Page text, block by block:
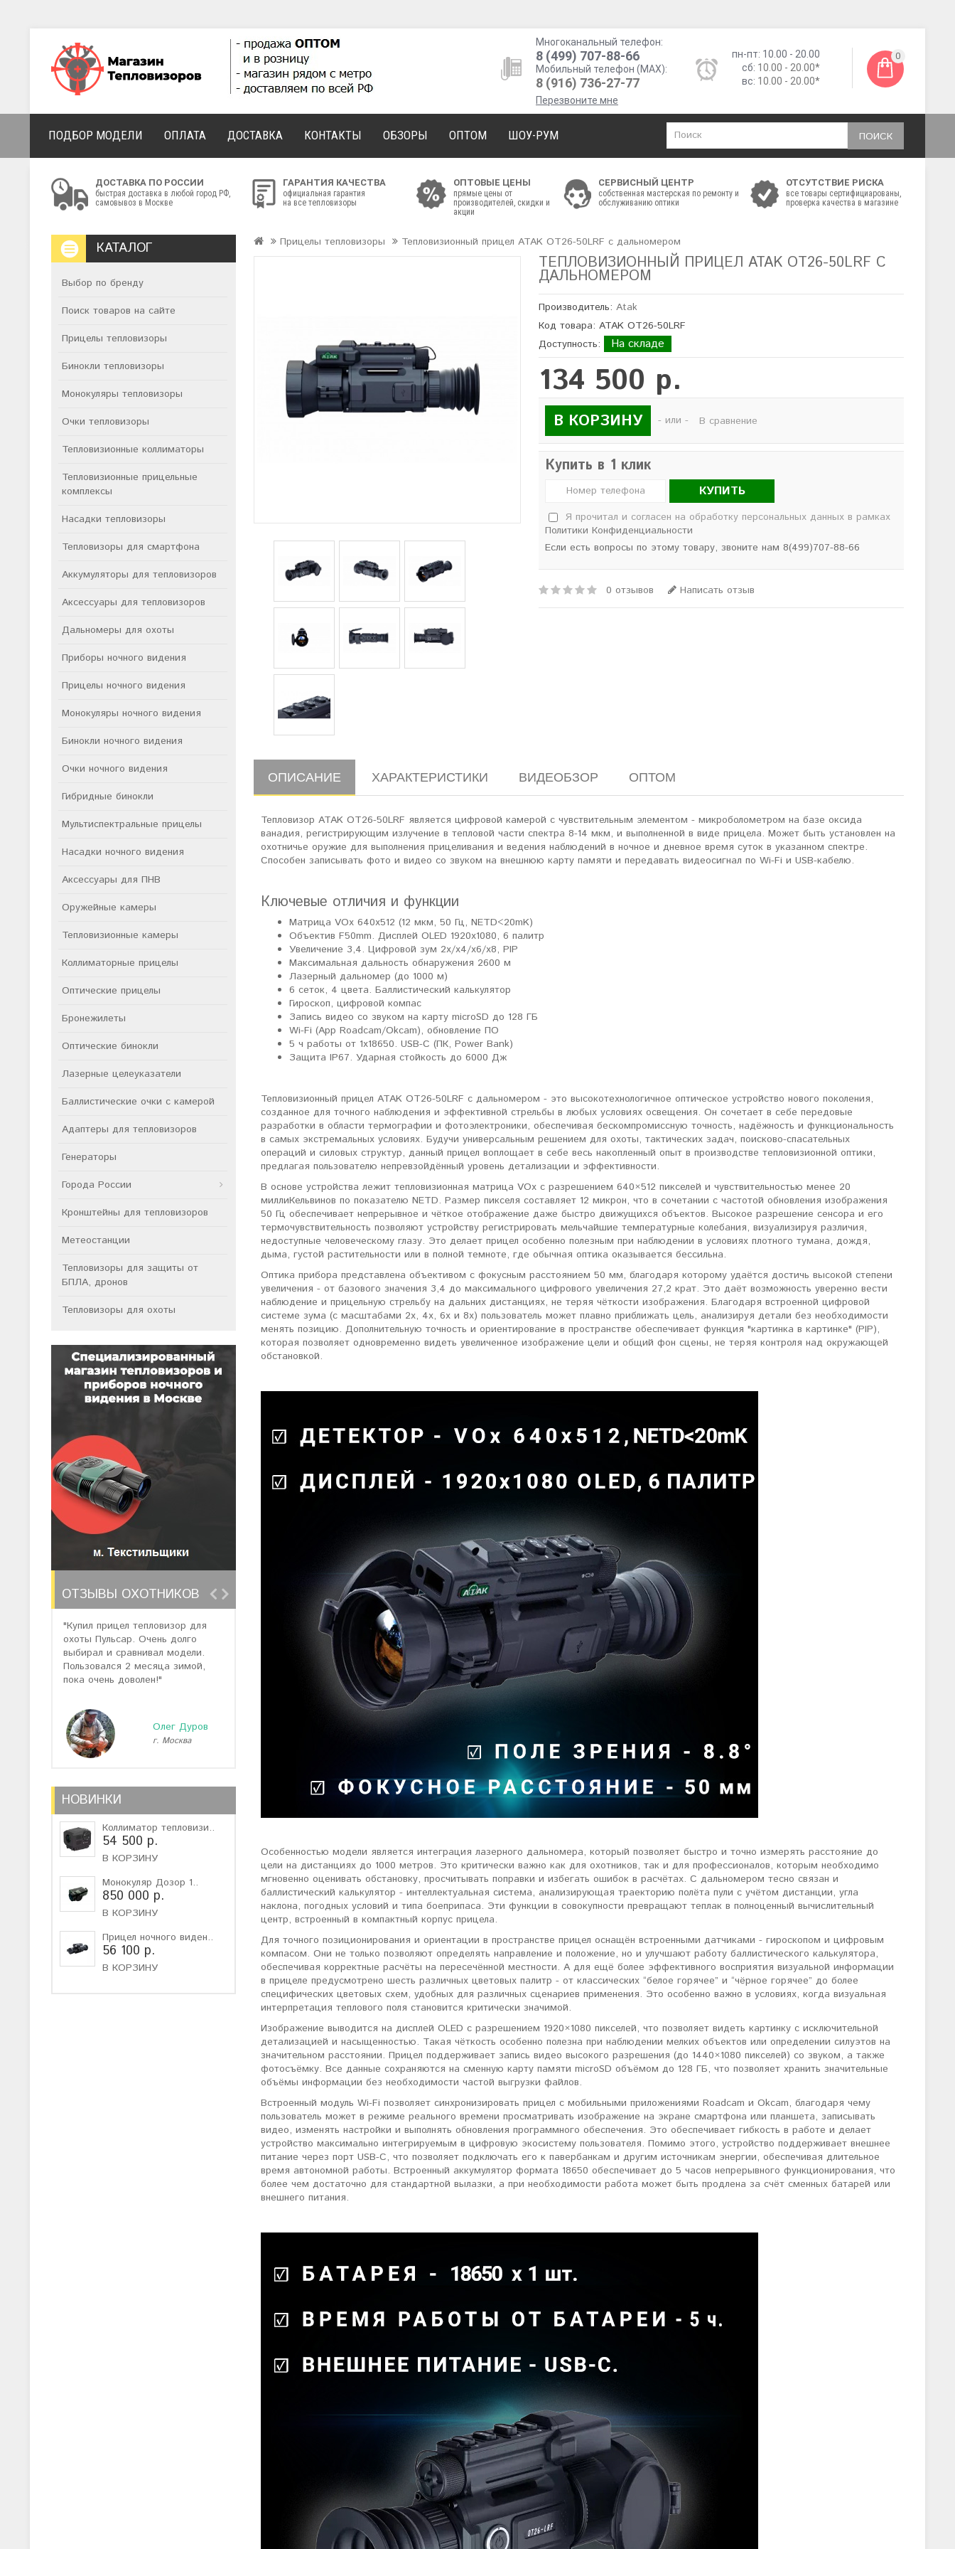
Многоканальный телефон:
8 (499) 707-88-66
Мобильный телефон (MAX):
8 (916) 736-27-77
Перезвоните мне
пн-пт: 10.00 - 20.00
сб: 10.00 - 20.00*
вс: 10.00 - 20.00*
0
ПОИСК
ПОДБОР МОДЕЛИ ОПЛАТА ДОСТАВКА КОНТАКТЫ ОБЗОРЫ ОПТОМ ШОУ-РУМ
ДОСТАВКА ПО РОССИИ
быстрая доставка в любой город РФ,
самовывоз в Москве
ГАРАНТИЯ КАЧЕСТВА
официальная гарантия
на все тепловизоры
ОПТОВЫЕ ЦЕНЫ
прямые цены от
производителей, скидки и
акции
СЕРВИСНЫЙ ЦЕНТР
собственная мастерская по ремонту и
обслуживанию оптики
ОТСУТСТВИЕ РИСКА
все товары сертифициарованы,
проверка качества в магазине
КАТАЛОГ
Выбор по бренду
Поиск товаров на сайте
Прицелы тепловизоры
Бинокли тепловизоры
Монокуляры тепловизоры
Очки тепловизоры
Тепловизионные коллиматоры
Тепловизионные прицельные
комплексы
Насадки тепловизоры
Тепловизоры для смартфона
Аккумуляторы для тепловизоров
Аксессуары для тепловизоров
Дальномеры для охоты
Приборы ночного видения
Прицелы ночного видения
Монокуляры ночного видения
Бинокли ночного видения
Очки ночного видения
Гибридные бинокли
Мультиспектральные прицелы
Насадки ночного видения
Аксессуары для ПНВ
Оружейные камеры
Тепловизионные камеры
Коллиматорные прицелы
Оптические прицелы
Бронежилеты
Оптические бинокли
Лазерные целеуказатели
Баллистические очки с камерой
Адаптеры для тепловизоров
Генераторы
Города России
Кронштейны для тепловизоров
Метеостанции
Тепловизоры для защиты от
БПЛА, дронов
Тепловизоры для охоты
ОТЗЫВЫ ОХОТНИКОВ
"Купил прицел тепловизор для
охоты Пульсар. Очень долго
выбирал и сравнивал модели.
Пользовался 2 месяца зимой,
пока очень доволен!"
Олег Дуров
г. Москва
"Отзывов о тепловизорах Atak не
много, но спасибо консультантам,
помогли подобрать отличную и
не дорогую модель. Взял
Виктор Жунов
"Искал универсальный
тепловизор для охоты днем и
ночью. Спасибо Семену за
грамотную консультацию. Очень
доволен своим прицелом
."
НОВИНКИ
Коллиматор тепловизи..
54 500 р.
В КОРЗИНУ
Монокуляр Дозор 1..
850 000 р.
В КОРЗИНУ
Прицел ночного виден..
56 100 р.
В КОРЗИНУ
Прицелы тепловизоры Тепловизионный прицел ATAK OT26-50LRF с дальномером
ТЕПЛОВИЗИОННЫЙ ПРИЦЕЛ ATAK OT26-50LRF С
ДАЛЬНОМЕРОМ
Производитель:Atak
Код товара: ATAK OT26-50LRF
Доступность:
На складе
134 500 р.
В КОРЗИНУ - или - В сравнение
Купить в 1 клик
КУПИТЬ
Я прочитал и согласен на обработку персональных данных в рамках
Политики Конфиденциальности
Если есть вопросы по этому товару, звоните нам 8(499)707-88-66
0 отзывов Написать отзыв
ОПИСАНИЕ ХАРАКТЕРИСТИКИ ВИДЕОБЗОР ОПТОМ
Тепловизор ATAK OT26-50LRF является цифровой камерой с чувствительным элементом - микроболометром на базе оксида
ванадия, регистрирующим излучение в тепловой части спектра 8-14 мкм, и выполненной в виде прицела. Может быть установлен на
охотничье оружие для выполнения прицеливания и ведения наблюдений в ночное и дневное время суток в указанном спектре.
Способен записывать фото и видео со звуком на внешнюю карту памяти и передавать видеосигнал по Wi-Fi и USB-кабелю.
Ключевые отличия и функции
Матрица VOx 640x512 (12 мкм, 50 Гц, NETD<20mK)
Объектив F50mm. Дисплей OLED 1920x1080, 6 палитр
Увеличение 3,4. Цифровой зум 2x/x4/x6/x8, PIP
Максимальная дальность обнаружения 2600 м
Лазерный дальномер (до 1000 м)
6 сеток, 4 цвета. Баллистический калькулятор
Гироскоп, цифровой компас
Запись видео со звуком на карту microSD до 128 ГБ
Wi-Fi (App Roadcam/Okcam), обновление ПО
5 ч работы от 1x18650. USB-C (ПК, Power Bank)
Защита IP67. Ударная стойкость до 6000 Дж
Тепловизионный прицел ATAK OT26-50LRF с дальномером - это высокотехнологичное оптическое устройство нового поколения,
созданное для точного наблюдения и эффективной стрельбы в любых условиях освещения. Он сочетает в себе передовые
разработки в области термографии и фотоэлектроники, обеспечивая бескомпромиссную точность, надёжность и функциональность
в самых экстремальных условиях. Будучи универсальным решением для охоты, тактических задач, поисково-спасательных
операций и силовых структур, данный прицел воплощает в себе весь накопленный опыт в производстве тепловизионной оптики,
предлагая пользователю непревзойдённый уровень детализации и эффективности.
В основе устройства лежит тепловизионная матрица VOx с разрешением 640×512 пикселей и чувствительностью менее 20
миллиКельвинов по показателю NETD. Размер пикселя составляет 12 микрон, что в сочетании с частотой обновления изображения
50 Гц обеспечивает непрерывное и чёткое отображение даже быстро движущихся объектов. Высокое разрешение сенсора и его
термочувствительность позволяют устройству регистрировать мельчайшие температурные колебания, визуализируя различия,
недоступные человеческому глазу. Это делает прицел особенно полезным при наблюдении в условиях плотного тумана, дождя,
дыма, густой растительности или в полной темноте, где обычная оптика оказывается бессильна.
Оптика прибора представлена объективом с фокусным расстоянием 50 мм, благодаря которому удаётся достичь высокой степени
увеличения - от базового значения 3,4 до максимального цифрового увеличения 27,2 крат. Это даёт возможность уверенно вести
наблюдение и прицельную стрельбу на дальних дистанциях, не теряя чёткости изображения. Благодаря встроенной цифровой
системе зума (с масштабами 2x, 4x, 6x и 8x) пользователь может плавно приближать цель, анализируя детали без необходимости
менять позицию. Дополнительную точность и ориентирование в пространстве обеспечивает функция "картинка в картинке" (PIP),
которая позволяет одновременно видеть увеличенное изображение цели и общий фон сцены, не теряя контроля над окружающей
обстановкой.
Особенностью модели является интеграция лазерного дальномера, который позволяет быстро и точно измерять расстояние до
цели на дистанциях до 1000 метров. Это критически важно как для охотников, так и для профессионалов, которым необходимо
мгновенно оценивать обстановку, просчитывать поправки и избегать ошибок в расчётах. С дальномером тесно связан и
баллистический калькулятор - интеллектуальная система, анализирующая траекторию полёта пули с учётом дистанции, угла
наклона, погодных условий и типа боеприпаса. Эти функции в совокупности превращают теплак в полноценный вычислительный
центр, встроенный в компактный корпус прицела.
Для точного позиционирования и ориентации в пространстве прицел оснащён встроенными датчиками - гироскопом и цифровым
компасом. Они не только позволяют определять направление и положение, но и улучшают работу баллистического калькулятора,
обеспечивая корректные расчёты на пересечённой местности. А для ещё более эффективного восприятия визуальной информации
в прицеле предусмотрено шесть различных цветовых палитр - от классических “белое горячее” и “чёрное горячее” до более
специфических цветовых схем, удобных для различных сценариев применения. Это особенно важно в условиях, когда визуальная
интерпретация теплового поля становится критически значимой.
Изображение выводится на дисплей OLED с разрешением 1920×1080 пикселей, что позволяет видеть картинку с исключительной
детализацией и насыщенностью. Такая чёткость особенно полезна при наблюдении мелких объектов или определении силуэтов на
значительном расстоянии. Прицел поддерживает запись видео высокого разрешения (до 1440×1080 пикселей) со звуком, а также
фотосъёмку. Все данные сохраняются на сменную карту памяти microSD объёмом до 128 ГБ, что позволяет хранить значительные
объёмы информации без необходимости частой выгрузки файлов.
Встроенный модуль Wi-Fi позволяет синхронизировать прицел с мобильными приложениями Roadcam и Okcam, благодаря чему
пользователь может в режиме реального времени просматривать изображение на экране смартфона или планшета, записывать
видео, изменять настройки и выполнять обновления программного обеспечения. Это обеспечивает гибкость в работе и делает
устройство максимально интегрируемым в цифровую экосистему пользователя. Помимо этого, устройство поддерживает внешнее
питание через порт USB-C, что позволяет подключать его к павербанкам и другим источникам энергии, обеспечивая длительное
время автономной работы. Встроенный аккумулятор формата 18650 обеспечивает до 5 часов непрерывного функционирования, что
более чем достаточно для стандартной вылазки, а при необходимости работа может быть продлена за счёт сменных батарей или
внешнего питания.